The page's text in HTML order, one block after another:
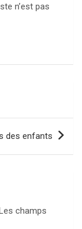
n’est pas
des enfants
champs